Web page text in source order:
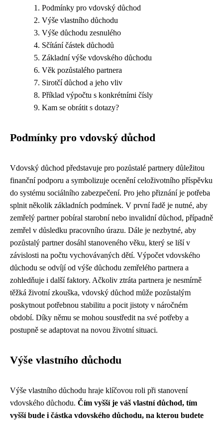
Podmínky pro vdovský důchod
Výše vlastního důchodu
Výše důchodu zesnulého
Sčítání částek důchodů
Základní výše vdovského důchodu
Věk pozůstalého partnera
Sirotčí důchod a jeho vliv
Příklad výpočtu s konkrétními čísly
Kam se obrátit s dotazy?
Podmínky pro vdovský důchod
Vdovský důchod představuje pro pozůstalé partnery důležitou
finanční podporu a symbolizuje ocenění celoživotního příspěvku
do systému sociálního zabezpečení. Pro jeho přiznání je potřeba
splnit několik základních podmínek. V první řadě je nutné, aby
zemřelý partner pobíral starobní nebo invalidní důchod, případně
zemřel v důsledku pracovního úrazu. Dále je nezbytné, aby
pozůstalý partner dosáhl stanoveného věku, který se liší v
závislosti na počtu vychovávaných dětí. Výpočet vdovského
důchodu se odvíjí od výše důchodu zemřelého partnera a
zohledňuje i další faktory. Ačkoliv ztráta partnera je nesmírně
těžká životní zkouška, vdovský důchod může pozůstalým
poskytnout potřebnou stabilitu a pocit jistoty v náročném
období. Díky němu se mohou soustředit na své potřeby a
postupně se adaptovat na novou životní situaci.
Výše vlastního důchodu
Výše vlastního důchodu hraje klíčovou roli při stanovení
vdovského důchodu. Čím vyšší je váš vlastní důchod, tím
vyšší bude i částka vdovského důchodu, na kterou budete